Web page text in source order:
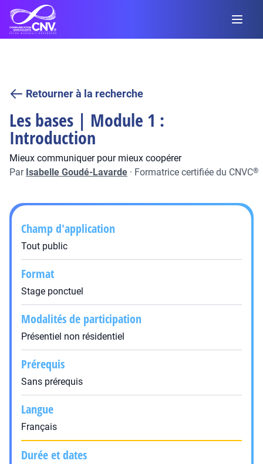
Retourner à la recherche
Les bases | Module 1 :
Introduction
Mieux communiquer pour mieux coopérer
Par Isabelle Goudé-Lavarde · Formatrice certifiée du CNVC®
Champ d'application
Tout public
Format
Stage ponctuel
Modalités de participation
Présentiel non résidentiel
Prérequis
Sans prérequis
Langue
Français
Durée et dates